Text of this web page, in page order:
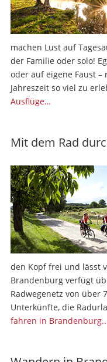
machen Lust auf
der Familie oder solo!
oder auf eigene Faust
Jahreszeit so viel zu
Ausflüge…
Mit dem Rad
den Kopf frei und lässt
Brandenburg verfügt
Radwegenetz von über
Unterkünfte, die
fahren in